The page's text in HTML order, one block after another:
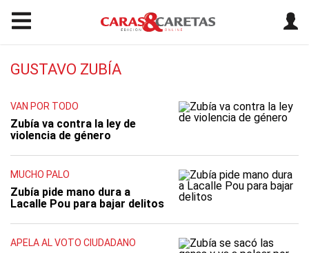
GUSTAVO ZUBÍA
VAN POR TODO
Zubía va contra la ley de
violencia de género
MUCHO PALO
Zubía pide mano dura a
Lacalle Pou para bajar delitos
APELA AL VOTO CIUDADANO